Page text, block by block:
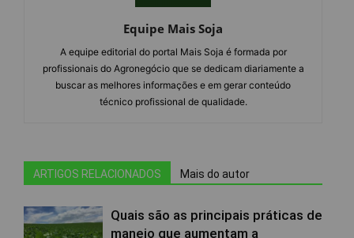
Equipe Mais Soja
A equipe editorial do portal Mais Soja é formada por
profissionais do Agronegócio que se dedicam diariamente a
buscar as melhores informações e em gerar conteúdo
técnico profissional de qualidade.
ARTIGOS RELACIONADOS Mais do autor
Quais são as principais práticas de
manejo que aumentam a